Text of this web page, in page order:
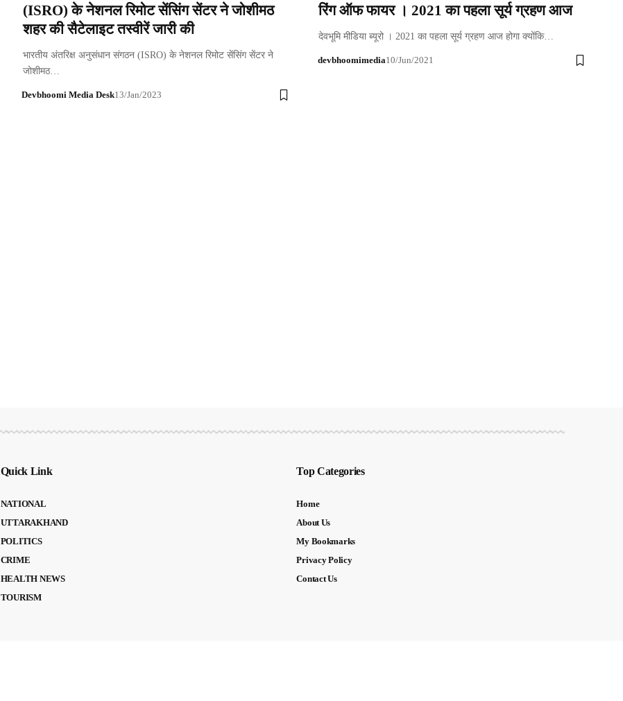
(ISRO) के नेशनल रिमोट सेंसिंग सेंटर ने जोशीमठ
शहर की सैटेलाइट तस्वीरें जारी की
भारतीय अंतरिक्ष अनुसंधान संगठन (ISRO) के नेशनल रिमोट सेंसिंग सेंटर ने
जोशीमठ…
Devbhoomi Media Desk13/Jan/2023
रिंग ऑफ फायर । 2021 का पहला सूर्य ग्रहण आज
देवभूमि मीडिया ब्यूरो । 2021 का पहला सूर्य ग्रहण आज होगा क्योंकि…
devbhoomimedia10/Jun/2021
Quick Link
NATIONAL
UTTARAKHAND
POLITICS
CRIME
HEALTH NEWS
TOURISM
Top Categories
Home
About Us
My Bookmarks
Privacy Policy
Contact Us